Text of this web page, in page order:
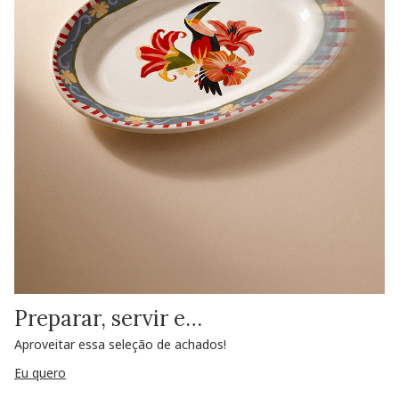
Preparar, servir e…
Aproveitar essa seleção de achados!
Eu quero